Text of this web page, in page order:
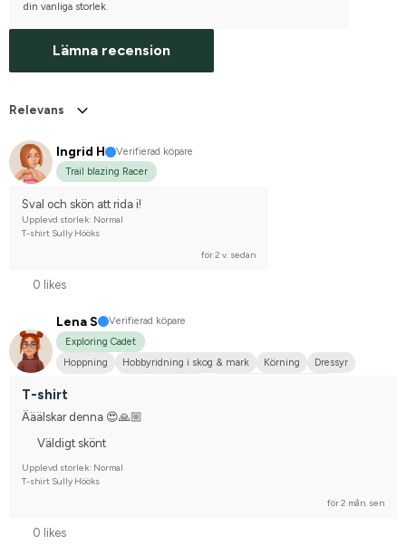
din vanliga storlek.
Lämna recension
Relevans
Ingrid H
Verifierad köpare
Trail blazing Racer
Sval och skön att rida i!
Upplevd storlek: Normal
T-shirt Sully Hööks
för 2 v. sedan
0 likes
Lena S
Verifierad köpare
Exploring Cadet
Hoppning
Hobbyridning i skog & mark Körning
Dressyr
T-shirt
Ääälskar denna 😍🙏🏼
Väldigt skönt
Upplevd storlek: Normal
T-shirt Sully Hööks
för 2 mån. sen
0 likes